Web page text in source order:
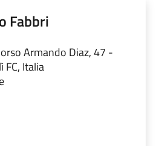
Fabbri
Armando Diaz, 47 -
FC, Italia